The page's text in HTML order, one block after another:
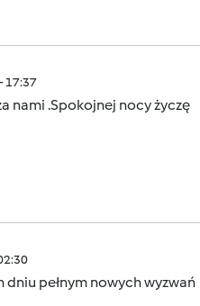
17:37
nami .Spokojnej nocy życzę
dniu pełnym nowych wyzwań